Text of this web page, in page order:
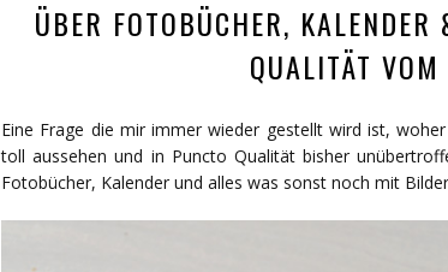
ÜBER FOTOBÜCHER,
QUALITÄT VOM
Eine Frage die mir immer wieder gestellt wird ist,
toll aussehen und in Puncto Qualität bisher
Fotobücher, Kalender und alles was sonst noch mit